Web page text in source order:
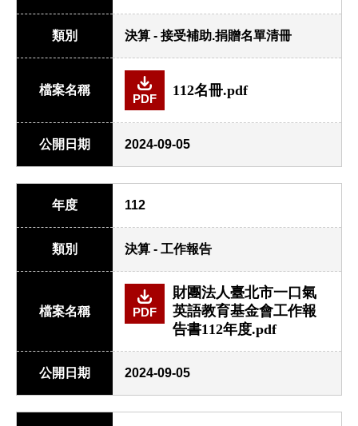
類別 決算 - 接受補助.捐贈名單清冊
檔案名稱
PDF
112名冊.pdf
公開日期 2024-09-05
年度 112
類別 決算 - 工作報告
檔案名稱 PDF
財團法人臺北市一口氣
英語教育基金會工作報
告書112年度.pdf
公開日期 2024-09-05